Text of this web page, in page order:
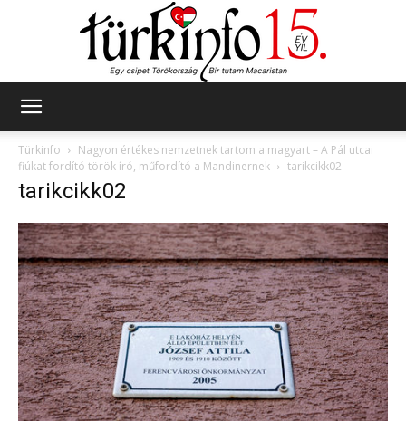
Türkinfo
Nagyon értékes nemzetnek tartom a magyart – A Pál utcai
fiúkat fordító török író, műfordító a Mandinernek
tarikcikk02
tarikcikk02